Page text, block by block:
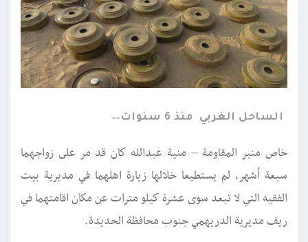
الساحل الغربي منذ 6 سنوات
خاص منبر المقاومة – منية عبدالله كان قد مر على زواجهما
سبعة أشهر، لم يستطيعا خلالها زيارة اهلهما في مديرية بيت
الفقيه التي لا تبعد سوى عشرة كيلو مترات عن مكان اقامتهما في
ريف مديرية الدريهمي جنوب محافظة الحديدة.